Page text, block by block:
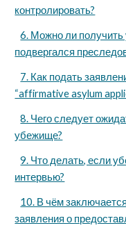
контролировать?
6. Можно ли
подвергался
7. Как подать
“affirmative asylum
8. Чего следует
убежище?
9. Что делать, если
интервью?
10. В чём
заявления о